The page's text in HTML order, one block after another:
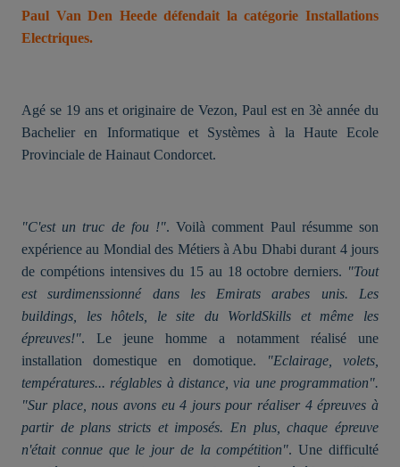
Paul Van Den Heede défendait la catégorie Installations
Electriques.
Agé se 19 ans et originaire de Vezon, Paul est en 3è année du
Bachelier en Informatique et Systèmes à la Haute Ecole
Provinciale de Hainaut Condorcet.
"C'est un truc de fou !". Voilà comment Paul résumme son
expérience au Mondial des Métiers à Abu Dhabi durant 4 jours
de compétions intensives du 15 au 18 octobre derniers. "Tout
est surdimenssionné dans les Emirats arabes unis. Les
buildings, les hôtels, le site du WorldSkills et même les
épreuves!". Le jeune homme a notamment réalisé une
installation domestique en domotique.
"Eclairage, volets,
températures... réglables à distance, via une programmation".
"Sur place, nous avons eu 4 jours pour réaliser 4 épreuves à
partir de plans stricts et imposés. En plus, chaque épreuve
n'était connue que le jour de la compétition". Une difficulté